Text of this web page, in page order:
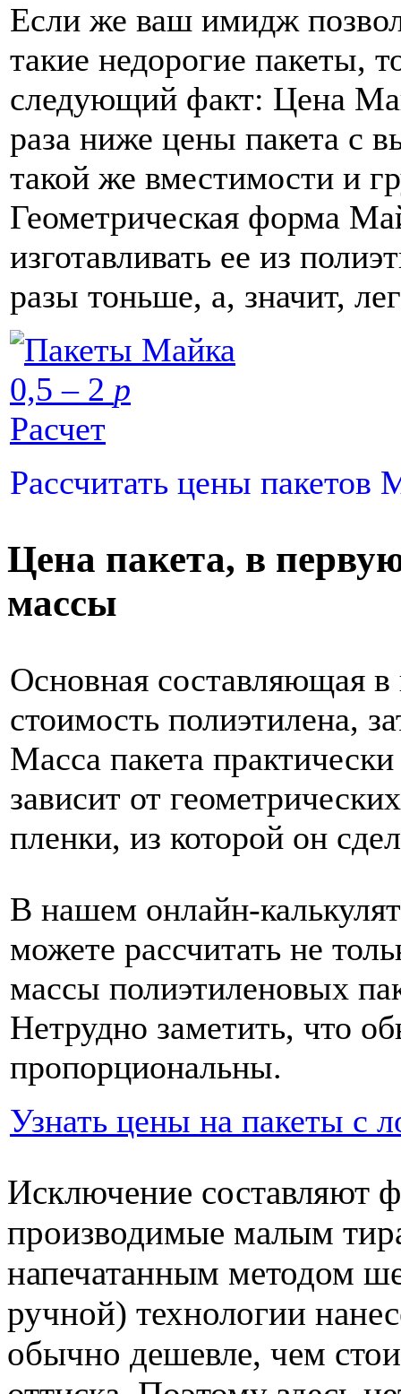
Если же ваш имидж
такие недорогие пакеты,
следующий факт: Цена
раза ниже цены пакета с
такой же вместимости и
Геометрическая форма
изготавливать ее из
разы тоньше, а, значит,
0,5 – 2 p
Расчет
Рассчитать цены пакетов
Цена пакета, в
массы
Основная составляющая в
стоимость полиэтилена,
Масса пакета
зависит от
пленки, из которой он
В нашем онлайн-
можете рассчитать не
массы полиэтиленовых
Нетрудно заметить, что
пропорциональны.
Узнать цены на пакеты с
Исключение составляют
производимые малым
напечатанным методом
ручной) технологии
обычно дешевле, чем